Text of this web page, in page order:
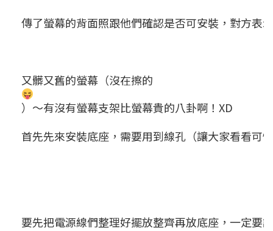
傳了螢幕的背面照跟他們確認是否可安裝，對方表
又髒又舊的螢幕（沒在擦的
）～有沒有螢幕支架比螢幕貴的八卦啊！XD
首先先來安裝底座，需要用到線孔（讓大家看看可
要先把電源線們整理好擺放整齊再放底座，一定要